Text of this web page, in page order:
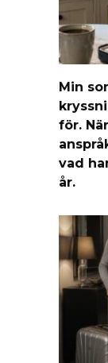
Min
för.
vad
år.